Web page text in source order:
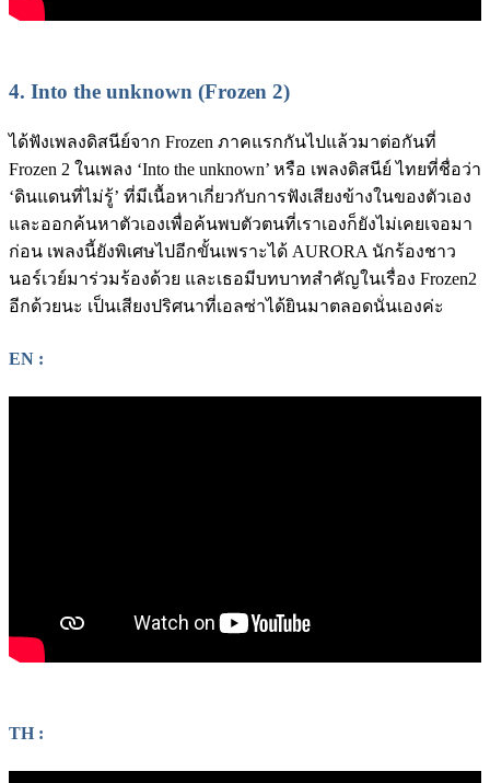
4. Into the unknown (Frozen 2)
ได้ฟังเพลงดิสนีย์จาก Frozen ภาคแรกกันไปแล้วมาต่อกันที่
Frozen 2 ในเพลง ‘Into the unknown’ หรือ เพลงดิสนีย์ ไทยที่ชื่อว่า
‘ดินแดนที่ไม่รู้’ ที่มีเนื้อหาเกี่ยวกับการฟังเสียงข้างในของตัวเอง
และออกค้นหาตัวเองเพื่อค้นพบตัวตนที่เราเองก็ยังไม่เคยเจอมา
ก่อน เพลงนี้ยังพิเศษไปอีกขั้นเพราะได้ AURORA นักร้องชาว
นอร์เวย์มาร่วมร้องด้วย และเธอมีบทบาทสำคัญในเรื่อง Frozen2
อีกด้วยนะ เป็นเสียงปริศนาที่เอลซ่าได้ยินมาตลอดนั่นเองค่ะ
EN :
TH :